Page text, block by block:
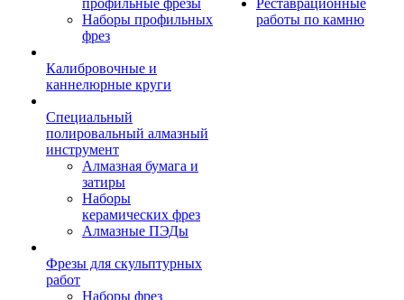
профильные фрезы
Наборы профильных
фрез
Калибровочные и
каннелюрные круги
Специальный
полировальный алмазный
инструмент
Алмазная бумага и
затиры
Наборы
керамических фрез
Алмазные ПЭДы
Фрезы для скульптурных
работ
Наборы фрез
Реставрационные
работы по камню